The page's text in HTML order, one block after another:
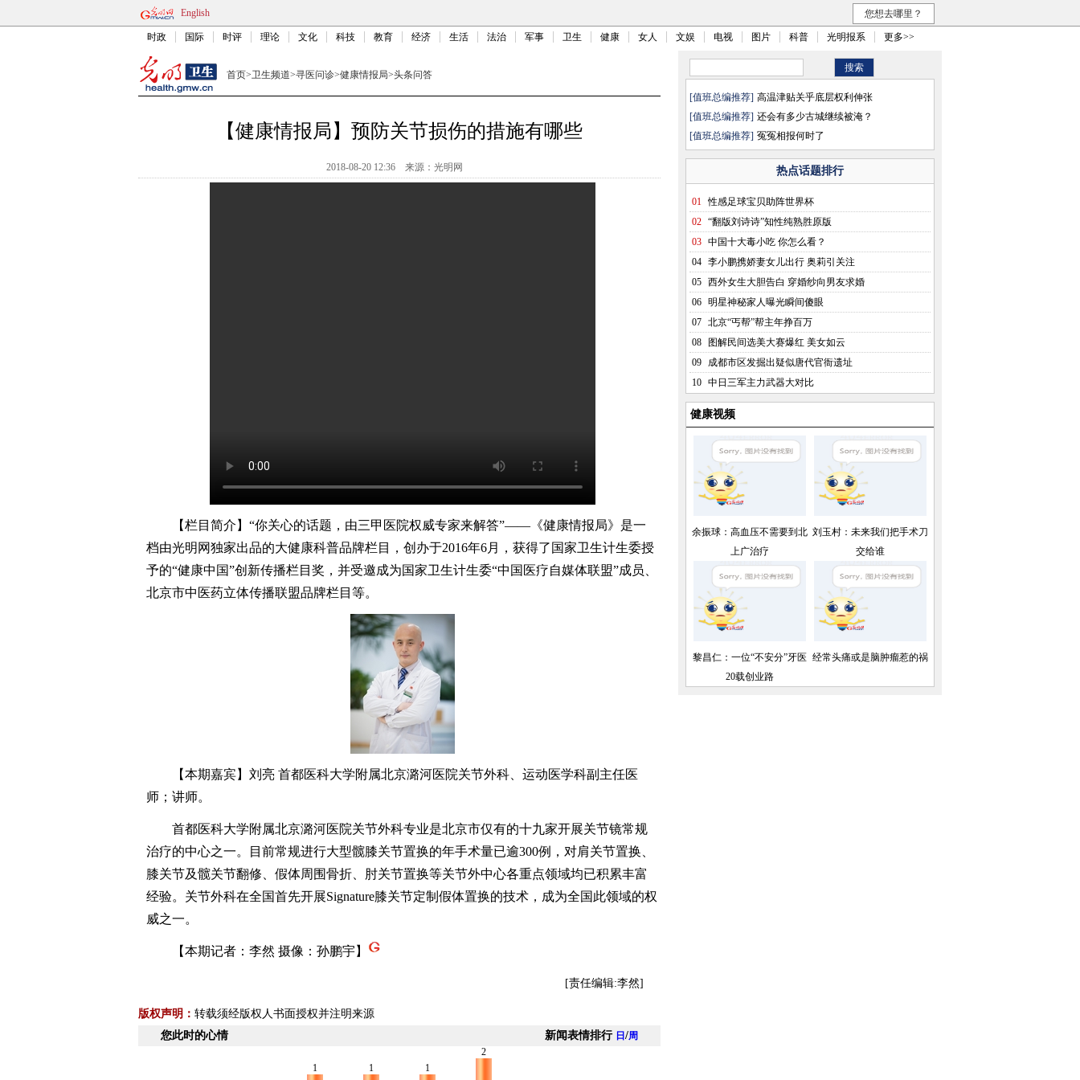
English 您想去哪里？
时政 国际 时评 理论 文化 科技 教育 经济 生活 法治 军事 卫生 健康 女人 文娱 电视 图片 科普 光明报系 更多>>
首页>卫生频道>寻医问诊>健康情报局>头条问答
【健康情报局】预防关节损伤的措施有哪些
2018-08-20 12:36 来源：光明网
【栏目简介】“你关心的话题，由三甲医院权威专家来解答”——《健康情报局》是一
档由光明网独家出品的大健康科普品牌栏目，创办于2016年6月，获得了国家卫生计生委授
予的“健康中国”创新传播栏目奖，并受邀成为国家卫生计生委“中国医疗自媒体联盟”成员、
北京市中医药立体传播联盟品牌栏目等。
【本期嘉宾】刘亮 首都医科大学附属北京潞河医院关节外科、运动医学科副主任医
师；讲师。
首都医科大学附属北京潞河医院关节外科专业是北京市仅有的十九家开展关节镜常规
治疗的中心之一。目前常规进行大型髋膝关节置换的年手术量已逾300例，对肩关节置换、
膝关节及髋关节翻修、假体周围骨折、肘关节置换等关节外中心各重点领域均已积累丰富
经验。关节外科在全国首先开展Signature膝关节定制假体置换的技术，成为全国此领域的权
威之一。
【本期记者：李然 摄像：孙鹏宇】
[责任编辑:李然]
版权声明： 转载须经版权人书面授权并注明来源
您此时的心情
新闻表情排行 日 /周
1 1 1
2
[值班总编推荐] 高温津贴关乎底层权利伸张
[值班总编推荐] 还会有多少古城继续被淹？
[值班总编推荐] 冤冤相报何时了
热点话题排行
01 性感足球宝贝助阵世界杯
02 “翻版刘诗诗”知性纯熟胜原版
03 中国十大毒小吃 你怎么看？
04 李小鹏携娇妻女儿出行 奥莉引关注
05 西外女生大胆告白 穿婚纱向男友求婚
06 明星神秘家人曝光瞬间傻眼
07 北京“丐帮”帮主年挣百万
08
图解民间选美大赛爆红 美女如云
09
成都市区发掘出疑似唐代官衙遗址
10 中日三军主力武器大对比
健康视频
余振球：高血压不需要到北
上广治疗
刘玉村：未来我们把手术刀
交给谁
黎昌仁：一位“不安分”牙医
20载创业路
经常头痛或是脑肿瘤惹的祸